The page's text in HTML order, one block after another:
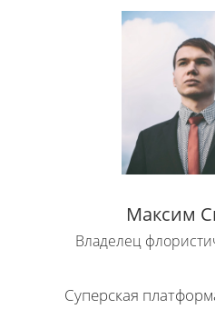
Максим
Владелец
Суперская